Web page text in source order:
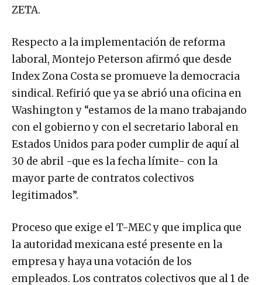
ZETA.
Respecto a la implementación de reforma
laboral, Montejo Peterson afirmó que desde
Index Zona Costa se promueve la democracia
sindical. Refirió que ya se abrió una oficina en
Washington y “estamos de la mano trabajando
con el gobierno y con el secretario laboral en
Estados Unidos para poder cumplir de aquí al
30 de abril -que es la fecha límite- con la
mayor parte de contratos colectivos
legitimados”.
Proceso que exige el T-MEC y que implica que
la autoridad mexicana esté presente en la
empresa y haya una votación de los
empleados. Los contratos colectivos que al 1 de